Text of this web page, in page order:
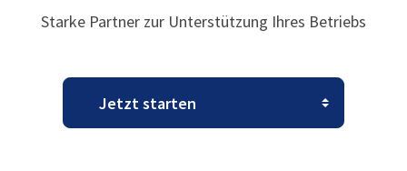
Starke Partner zur Unterstützung Ihres Betriebs